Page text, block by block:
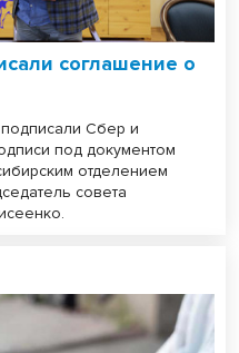
соглашение о
Сбер и
под документом
отделением
совета